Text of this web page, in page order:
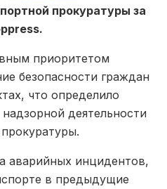
прокуратуры за
приоритетом
безопасности граждан
что определило
деятельности
аварийных инцидентов,
в предыдущие